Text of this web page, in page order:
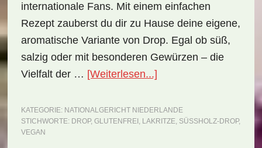
internationale Fans. Mit einem einfachen
Rezept zauberst du dir zu Hause deine eigene,
aromatische Variante von Drop. Egal ob süß,
salzig oder mit besonderen Gewürzen – die
Vielfalt der … [Weiterlesen...]ÜberNationalgericht
Drop
(Rezept)
KATEGORIE: NATIONALGERICHT NIEDERLANDE
STICHWORTE: DROP, GLUTENFREI , LAKRITZE, SÜSSHOLZ-DROP ,
VEGAN